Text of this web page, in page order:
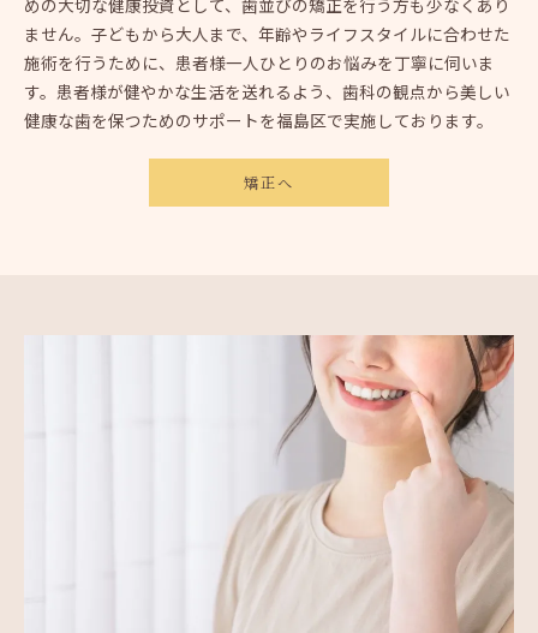
ません。子どもから大人まで、年齢やライフスタイルに合わせた
施術を行うために、患者様一人ひとりのお悩みを丁寧に伺いま
す。患者様が健やかな生活を送れるよう、歯科の観点から美しい
健康な歯を保つためのサポートを福島区で実施しております。
矯正へ